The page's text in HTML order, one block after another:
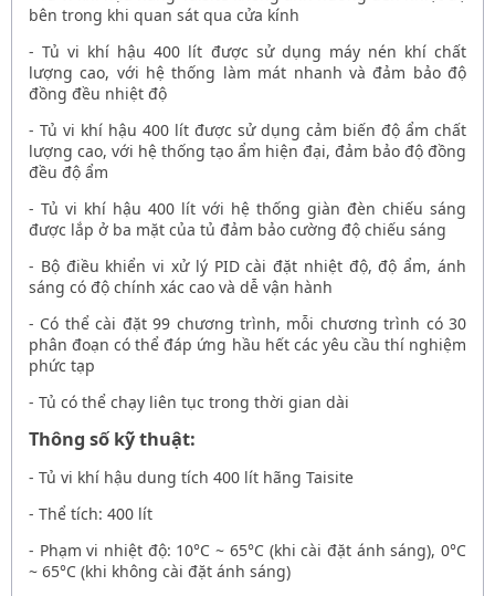
bên trong khi quan sát qua cửa kính
-Tủ vi khí hậu 400 lít được sử dụng máy nén khí chất
lượng cao, với hệ thống làm mát nhanh và đảm bảo độ
đồng đều nhiệt độ
- Tủ vi khí hậu 400 lít được sử dụng cảm biến độ ẩm chất
lượng cao, với hệ thống tạo ẩm hiện đại, đảm bảo độ đồng
đều độ ẩm
- Tủ vi khí hậu 400 lít với hệ thống giàn đèn chiếu sáng
được lắp ở ba mặt của tủ đảm bảo cường độ chiếu sáng
- Bộ điều khiển vi xử lý PID cài đặt nhiệt độ, độ ẩm, ánh
sáng có độ chính xác cao và dễ vận hành
- Có thể cài đặt 99 chương trình, mỗi chương trình có 30
phân đoạn có thể đáp ứng hầu hết các yêu cầu thí nghiệm
phức tạp
- Tủ có thể chạy liên tục trong thời gian dài
Thông số kỹ thuật:
- Tủ vi khí hậu dung tích 400 lít hãng Taisite
- Thể tích: 400 lít
- Phạm vi nhiệt độ: 10°C ~ 65°C (khi cài đặt ánh sáng), 0°C
~ 65°C (khi không cài đặt ánh sáng)